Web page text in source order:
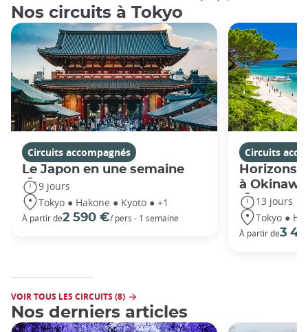
Nos circuits à Tokyo
Circuits accompagnés
Le Japon en une semaine
9 jours
Tokyo ● Hakone ● Kyoto ● +1
À partir de2 590 €/ pers - 1 semaine
Circuits
Horizons
à Okinawa
13 jours
Tokyo ●
À partir de3
VOIR TOUS LES CIRCUITS (8)
Nos derniers articles